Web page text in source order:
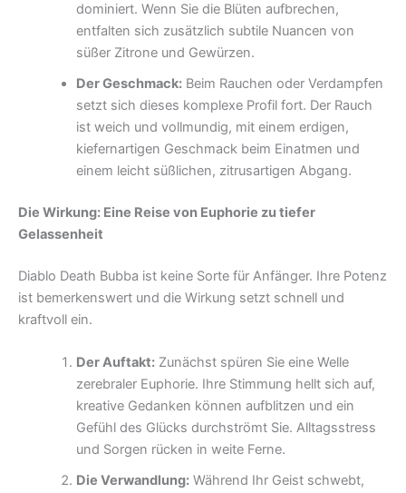
dominiert. Wenn Sie die Blüten aufbrechen,
entfalten sich zusätzlich subtile Nuancen von
süßer Zitrone und Gewürzen.
Der Geschmack:Beim Rauchen oder Verdampfen
setzt sich dieses komplexe Profil fort. Der Rauch
ist weich und vollmundig, mit einem erdigen,
kiefernartigen Geschmack beim Einatmen und
einem leicht süßlichen, zitrusartigen Abgang.
Die Wirkung: Eine Reise von Euphorie zu tiefer
Gelassenheit
Diablo Death Bubba ist keine Sorte für Anfänger. Ihre Potenz
ist bemerkenswert und die Wirkung setzt schnell und
kraftvoll ein.
Der Auftakt:Zunächst spüren Sie eine Welle
zerebraler Euphorie. Ihre Stimmung hellt sich auf,
kreative Gedanken können aufblitzen und ein
Gefühl des Glücks durchströmt Sie. Alltagsstress
und Sorgen rücken in weite Ferne.
Die Verwandlung:Während Ihr Geist schwebt,